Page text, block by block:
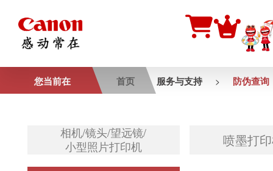
您当前在 首页 服务与支持 > 防伪查询
相机/镜头/望远镜/
小型照片打印机
喷墨打